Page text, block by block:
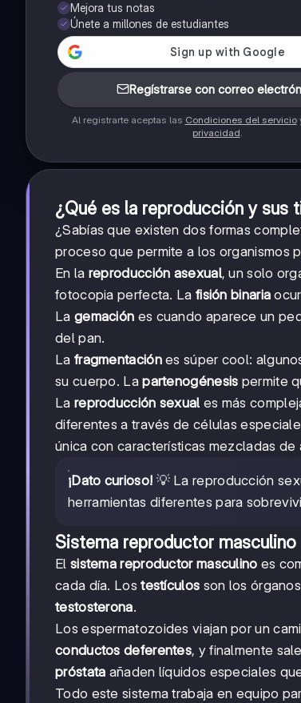
Mejora tus notas
Únete a millones de estudiantes
Regístrarse con correo
Al registrarte aceptas las Condiciones del servicio
privacidad.
¿Qué es la reproducción y sus
¿Sabías que existen dos formas
proceso que permite a los organismos
En la reproducción asexual, un solo
fotocopia perfecta. La fisión binaria
La gemación es cuando aparece un
del pan.
La fragmentaciónes súper cool:
su cuerpo. Lapartenogénesis permite
La reproducción sexual es más
diferentes a través de células
única con características mezcladas de
¡Dato curioso! 💡 La reproducción
herramientas diferentes para
Sistema reproductor masculino
El sistema reproductor masculino es
cada día. Lostestículos son los
testosterona.
Los espermatozoides viajan por un
conductos deferentes, y finalmente
próstata añaden líquidos especiales
Todo este sistema trabaja en equipo